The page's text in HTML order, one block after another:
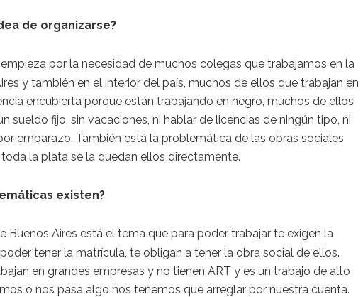
de organizarse?
por la necesidad de muchos colegas que trabajamos en la
y también en el interior del país, muchos de ellos que trabajan en
encubierta porque están trabajando en negro, muchos de ellos
sueldo fijo, sin vacaciones, ni hablar de licencias de ningún tipo, ni
embarazo. También está la problemática de las obras sociales
la plata se la quedan ellos directamente.
existen?
Buenos Aires está el tema que para poder trabajar te exigen la
tener la matrícula, te obligan a tener la obra social de ellos.
en grandes empresas y no tienen ART y es un trabajo de alto
o nos pasa algo nos tenemos que arreglar por nuestra cuenta.